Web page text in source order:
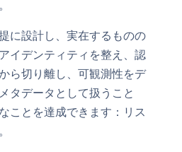
に設計し、実在するものの
イデンティティを整え、認
ら切り離し、可観測性をデ
タデータとして扱うこと
ことを達成できます：リス